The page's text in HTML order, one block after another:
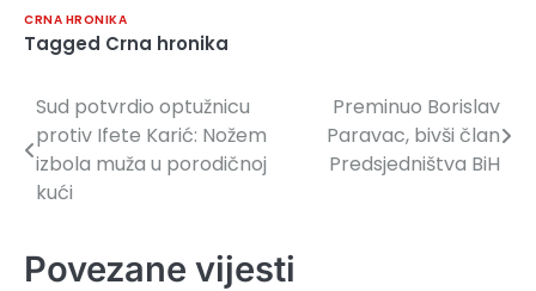
CRNA HRONIKA
Tagged Crna hronika
Navigacija
članaka
Sud potvrdio optužnicu
protiv Ifete Karić: Nožem
izbola muža u porodičnoj
kući
Preminuo Borislav
Paravac, bivši član
Predsjedništva BiH
Povezane vijesti